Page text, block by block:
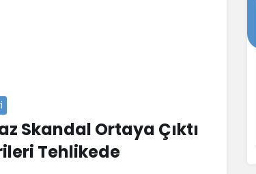
Skandal Ortaya Çıktı
Tehlikede